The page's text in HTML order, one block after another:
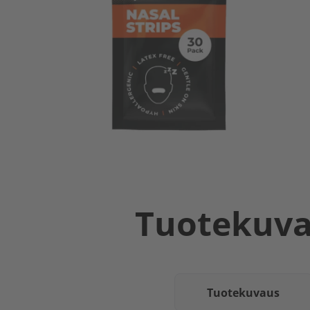
Tuotekuvaus